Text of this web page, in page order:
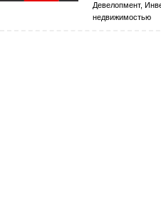
Девелопмент,
недвижимостью